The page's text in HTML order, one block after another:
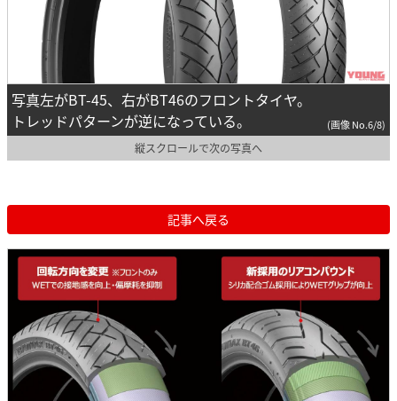
写真左がBT-45、右がBT46のフロントタイヤ。
トレッドパターンが逆になっている。
(画像 No.6/8)
縦スクロールで次の写真へ
記事へ戻る